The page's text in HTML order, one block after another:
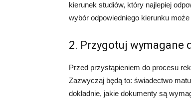
kierunek studiów, który najlepiej
wybór odpowiedniego kierunku
2. Przygotuj wymagane
Przed przystąpieniem do procesu
Zazwyczaj będą to: świadectwo
dokładnie, jakie dokumenty są